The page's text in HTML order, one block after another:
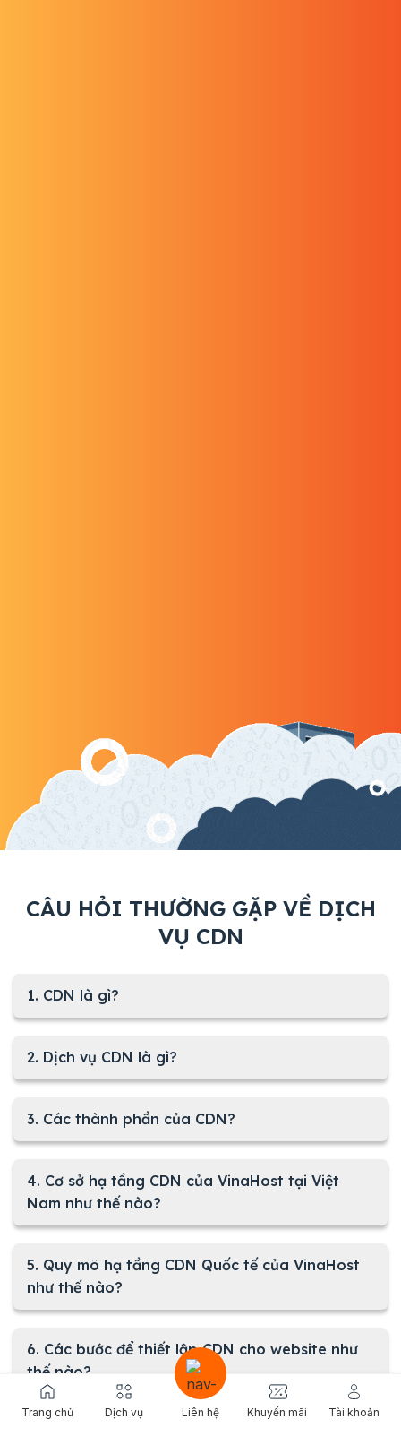
CÂU HỎI THƯỜNG GẶP VỀ DỊCH
VỤ CDN
1. CDN là gì?
2. Dịch vụ CDN là gì?
3. Các thành phần của CDN?
4. Cơ sở hạ tầng CDN của VinaHost tại Việt
Nam như thế nào?
5. Quy mô hạ tầng CDN Quốc tế của VinaHost
như thế nào?
6. Các bước để thiết lập CDN cho website như
thế nào?
Trang chủ Dịch vụ Liên hệ Khuyến mãi Tài khoản